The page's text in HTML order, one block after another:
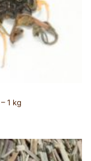
1 kg